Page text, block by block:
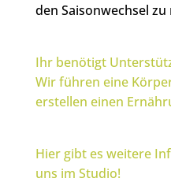
den Saisonwechsel
Ihr benötigt
Wir führen eine
erstellen einen
Hier gibt es weitere
uns im Studio!